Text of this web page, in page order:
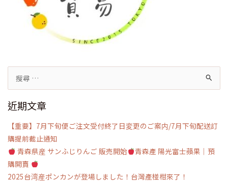
尋
關
字:
近期文章
【重要】7月下旬便ご注文受付終了日変更のご案内/7月下旬配送訂
購提前截止通知
青森県産 サンふじりんご 販売開始
青森產 陽光富士蘋果｜預
購開賣
2025台湾産ポンカンが登場しました！台灣產椪柑來了！